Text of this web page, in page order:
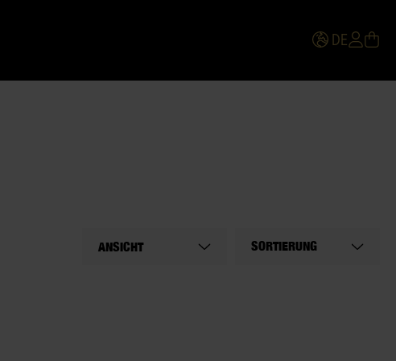
DE
ANSICHT SORTIERUNG